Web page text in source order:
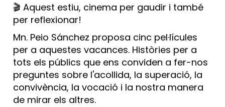
🎬 Aquest estiu, cinema per gaudir i també
per reflexionar!
Mn. Peio Sánchez proposa cinc pel·lícules
per a aquestes vacances. Històries per a
tots els públics que ens conviden a fer-nos
preguntes sobre l'acollida, la superació, la
convivència, la vocació i la nostra manera
de mirar els altres.